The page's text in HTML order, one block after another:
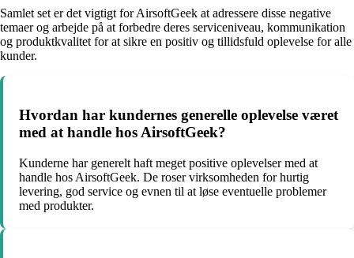
Samlet set er det vigtigt for AirsoftGeek at adressere disse negative
temaer og arbejde på at forbedre deres serviceniveau, kommunikation
og produktkvalitet for at sikre en positiv og tillidsfuld oplevelse for alle
kunder.
Hvordan har kundernes generelle oplevelse været
med at handle hos AirsoftGeek?
Kunderne har generelt haft meget positive oplevelser med at
handle hos AirsoftGeek. De roser virksomheden for hurtig
levering, god service og evnen til at løse eventuelle problemer
med produkter.